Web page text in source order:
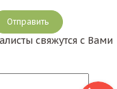
Сообщение
свяжутся с Вами